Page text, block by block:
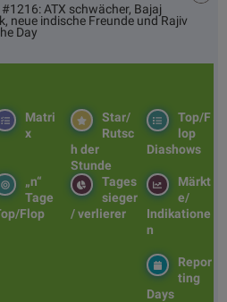
ATX schwächer, Bajaj
neue indische Freunde und Rajiv
Day
Top/F
lop
Diashows
Star/
Rutsc
h der
Stunde
Matri
x
Märkt
e/
Indikatione
n
Tages
sieger
/ verlierer
„n“
Tage
Flop
Repor
ting
Days